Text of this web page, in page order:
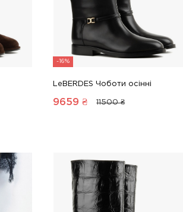
-16%
LeBERDES Чоботи осінні
9659 ₴ 11500 ₴